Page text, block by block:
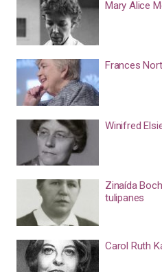
Mary Alice
Frances
Winifred
Zinaída
tulipanes
Carol Ruth